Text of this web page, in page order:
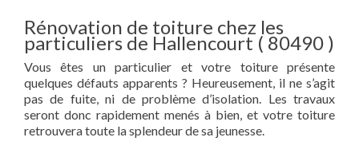
Rénovation de toiture chez les
particuliers de Hallencourt ( 80490 )
Vous êtes un particulier et votre toiture présente
quelques défauts apparents ? Heureusement, il ne s’agit
pas de fuite, ni de problème d’isolation. Les travaux
seront donc rapidement menés à bien, et votre toiture
retrouvera toute la splendeur de sa jeunesse.